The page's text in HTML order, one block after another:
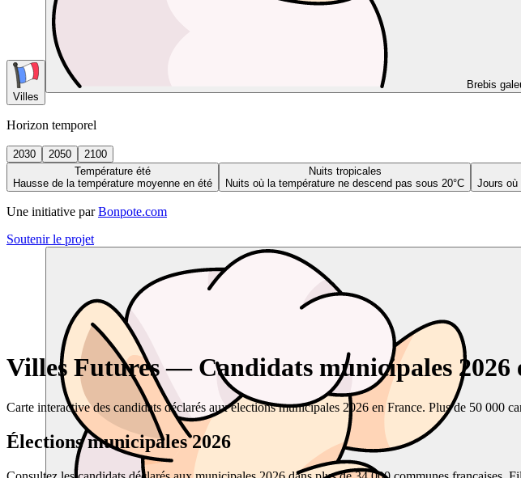
Villes
Brebis
Horizon temporel
2030 2050
2100
Température été
Hausse de la température moyenne en été
Nuits tropicales
Nuits où la température ne descend pas sous 20°C
Jours où
Une initiative par Bonpote.com
Soutenir le projet
Villes Futures — Candidats municipales 2026
Carte interactive des candidats déclarés aux élections municipales 2026 en France. Plus de 50 000
Élections municipales 2026